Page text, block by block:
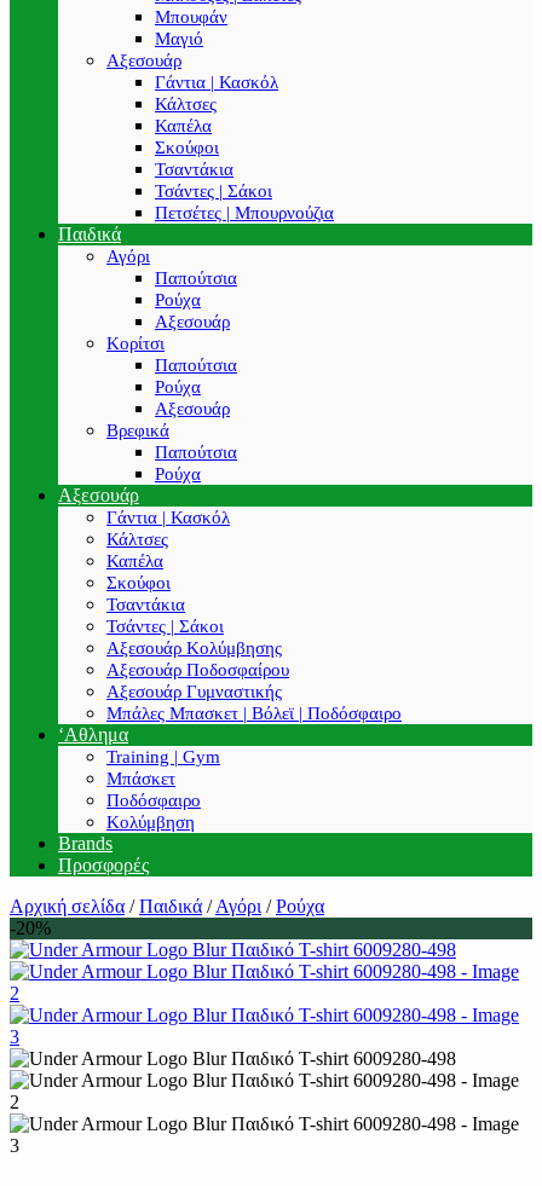
Μπουφάν
Μαγιό
Αξεσουάρ
Γάντια | Κασκόλ
Κάλτσες
Καπέλα
Σκούφοι
Τσαντάκια
Τσάντες | Σάκοι
Πετσέτες | Μπουρνούζια
Παιδικά
Αγόρι
Παπούτσια
Ρούχα
Αξεσουάρ
Κορίτσι
Παπούτσια
Ρούχα
Αξεσουάρ
Βρεφικά
Παπούτσια
Ρούχα
Αξεσουάρ
Γάντια | Κασκόλ
Κάλτσες
Καπέλα
Σκούφοι
Τσαντάκια
Τσάντες | Σάκοι
Αξεσουάρ Κολύμβησης
Αξεσουάρ Ποδοσφαίρου
Αξεσουάρ Γυμναστικής
Μπάλες Μπασκετ | Βόλεϊ | Ποδόσφαιρο
‘Αθλημα
Training | Gym
Μπάσκετ
Ποδόσφαιρο
Κολύμβηση
Brands
Προσφορές
Αρχική σελίδα / Παιδικά /Αγόρι / Ρούχα
-20%